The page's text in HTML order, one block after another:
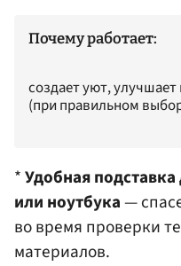
Почему работает:
создает уют,
(при правильном
*Удобная
или ноутбука—
во время проверки
материалов.